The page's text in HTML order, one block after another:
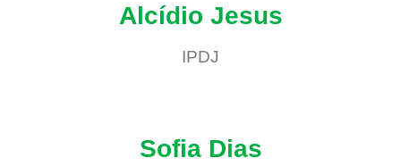
Alcídio Jesus
IPDJ
Sofia Dias